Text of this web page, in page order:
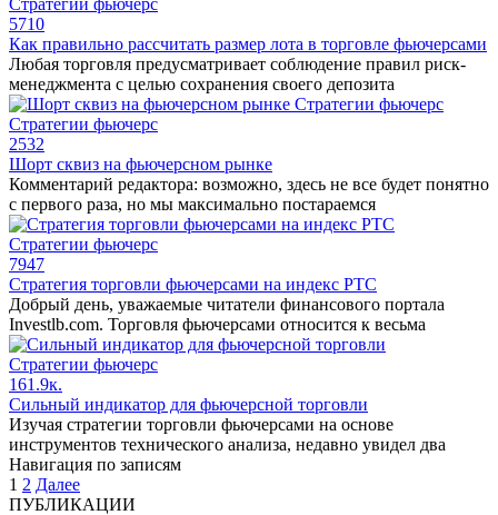
Стратегии фьючерс
5710
Как правильно рассчитать размер лота в торговле фьючерсами
Любая торговля предусматривает соблюдение правил риск-
менеджмента с целью сохранения своего депозита
Стратегии фьючерс
2532
Шорт сквиз на фьючерсном рынке
Комментарий редактора: возможно, здесь не все будет понятно
с первого раза, но мы максимально постараемся
Стратегии фьючерс
7947
Стратегия торговли фьючерсами на индекс РТС
Добрый день, уважаемые читатели финансового портала
Investlb.com. Торговля фьючерсами относится к весьма
Стратегии фьючерс
161.9к.
Сильный индикатор для фьючерсной торговли
Изучая стратегии торговли фьючерсами на основе
инструментов технического анализа, недавно увидел два
Навигация по записям
1 2 Далее
ПУБЛИКАЦИИ